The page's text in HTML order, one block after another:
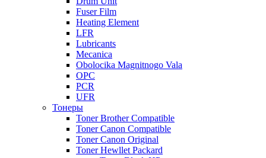
Fuser Film
Heating Element
LFR
Lubricants
Mecanica
Obolocika Magnitnogo Vala
OPC
PCR
UFR
Тонеры
Toner Brother Compatible
Toner Canon Compatible
Toner Canon Original
Toner Hewllet Packard